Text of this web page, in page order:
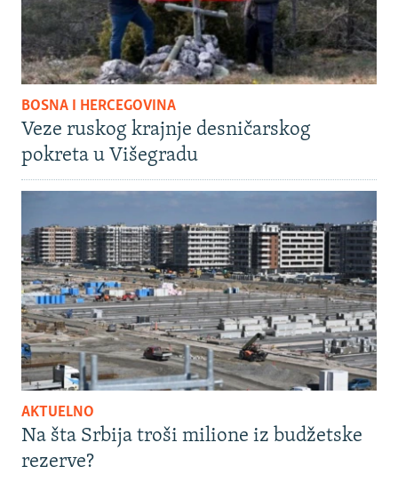
BOSNA I HERCEGOVINA
Veze ruskog krajnje desničarskog
pokreta u Višegradu
AKTUELNO
Na šta Srbija troši milione iz budžetske
rezerve?